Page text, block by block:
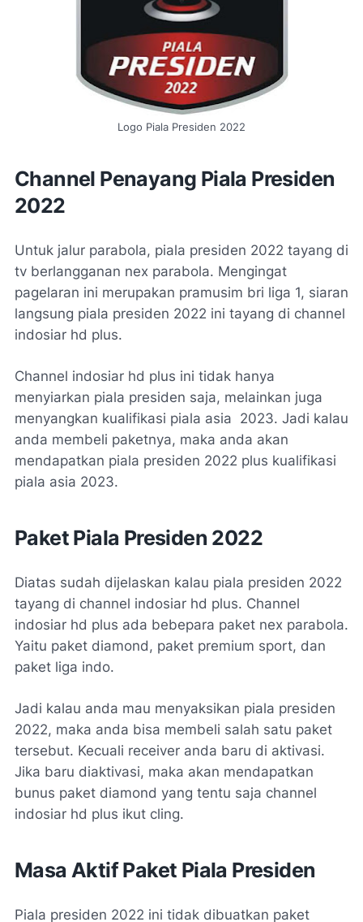
Logo Piala Presiden 2022
Channel Penayang Piala Presiden
2022
Untuk jalur parabola, piala presiden 2022 tayang di
tv berlangganan nex parabola. Mengingat
pagelaran ini merupakan pramusim bri liga 1, siaran
langsung piala presiden 2022 ini tayang di channel
indosiar hd plus.
Channel indosiar hd plus ini tidak hanya
menyiarkan piala presiden saja, melainkan juga
menyangkan kualifikasi piala asia 2023. Jadi kalau
anda membeli paketnya, maka anda akan
mendapatkan piala presiden 2022 plus kualifikasi
piala asia 2023.
Paket Piala Presiden 2022
Diatas sudah dijelaskan kalau piala presiden 2022
tayang di channel indosiar hd plus. Channel
indosiar hd plus ada bebepara paket nex parabola.
Yaitu paket diamond, paket premium sport, dan
paket liga indo.
Jadi kalau anda mau menyaksikan piala presiden
2022, maka anda bisa membeli salah satu paket
tersebut. Kecuali receiver anda baru di aktivasi.
Jika baru diaktivasi, maka akan mendapatkan
bunus paket diamond yang tentu saja channel
indosiar hd plus ikut cling.
Masa Aktif Paket Piala Presiden
Piala presiden 2022 ini tidak dibuatkan paket